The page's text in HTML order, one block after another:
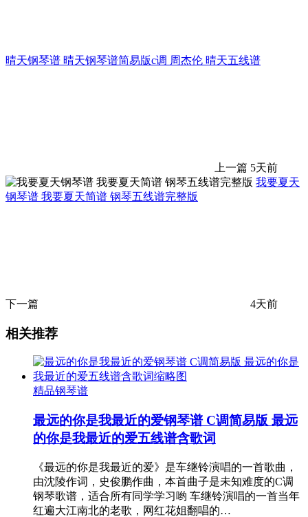
晴天钢琴谱 晴天钢琴谱简易版c调 周杰伦 晴天五线谱
上一篇 5天前
我要夏天
钢琴谱 我要夏天简谱 钢琴五线谱完整版
下一篇 4天前
相关推荐
精品钢琴谱
最远的你是我最近的爱钢琴谱 C调简易版 最远
的你是我最近的爱五线谱含歌词
《最远的你是我最近的爱》是车继铃演唱的一首歌曲，
由沈陵作词，史俊鹏作曲，本首曲子是未知难度的C调
钢琴歌谱，适合所有同学学习哟 车继铃演唱的一首当年
红遍大江南北的老歌，网红花姐翻唱的…